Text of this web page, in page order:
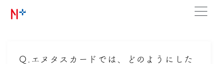
Q.
エヌタスカードでは、どのようにした